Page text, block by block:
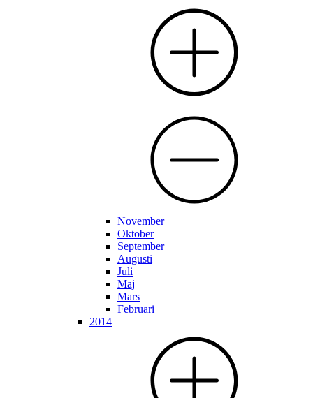
November
Oktober
September
Augusti
Juli
Maj
Mars
Februari
2014